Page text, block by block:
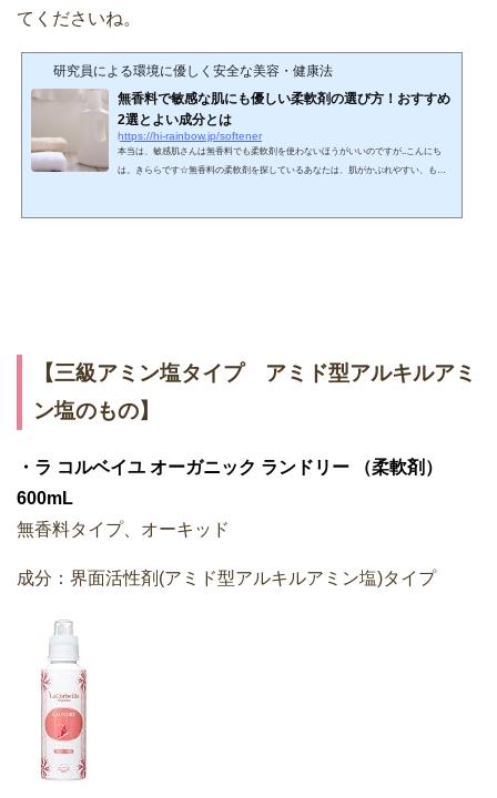
てくださいね。
研究員による環境に優しく安全な美容・健康法
無香料で敏感な肌にも優しい柔軟剤の選び方！おすすめ
2選とよい成分とは
https://hi-rainbow.jp/softener
本当は、敏感肌さんは無香料でも柔軟剤を使わないほうがいいのですが..こんにち
は。きららです☆無香料の柔軟剤を探しているあなたは、肌がかぶれやすい、もし
【三級アミン塩タイプ アミド型アルキルアミ
ン塩のもの】
・ラ コルベイユ オーガニック ランドリー （柔軟剤）
600mL
無香料タイプ、オーキッド
成分：界面活性剤(アミド型アルキルアミン塩)タイプ